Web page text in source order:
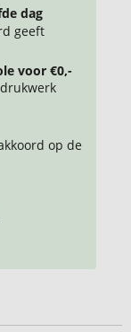
dag
geeft
voor €0,-
op de